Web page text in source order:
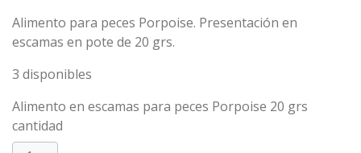
Alimento para peces Porpoise. Presentación en
escamas en pote de 20 grs.
3 disponibles
Alimento en escamas para peces Porpoise 20 grs
cantidad